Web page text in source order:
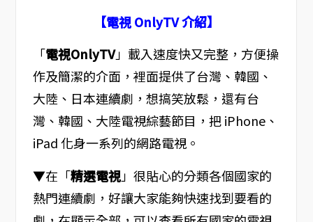
【電視 OnlyTV 介紹】
「電視OnlyTV」載入速度快又完整，方便操
作及簡潔的介面，裡面提供了台灣、韓國、
大陸、日本連續劇，想搞笑放鬆，還有台
灣、韓國、大陸電視綜藝節目，把 iPhone、
iPad 化身一系列的網路電視。
▼在「精選電視」很貼心的分類各個國家的
熱門連續劇，好讓大家能夠快速找到要看的